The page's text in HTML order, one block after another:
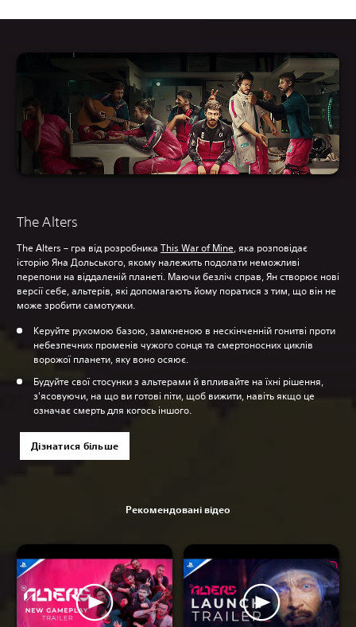
The Alters
The Alters – гра від розробника This War of Mine, яка розповідає
історію Яна Дольського, якому належить подолати неможливі
перепони на віддаленій планеті. Маючи безліч справ, Ян створює нові
версії себе, альтерів, які допомагають йому поратися з тим, що він не
може зробити самотужки.
Керуйте рухомою базою, замкненою в нескінченній гонитві проти
небезпечних променів чужого сонця та смертоносних циклів
ворожої планети, яку воно осяює.
Будуйте свої стосунки з альтерами й впливайте на їхні рішення,
з'ясовуючи, на що ви готові піти, щоб вижити, навіть якщо це
означає смерть для когось іншого.
Дізнатися більше
Рекомендовані відео